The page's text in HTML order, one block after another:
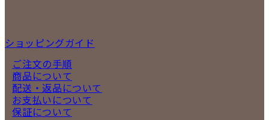
ショッピングガイド
ご注文の手順
商品について
配送・返品について
お支払いについて
保証について